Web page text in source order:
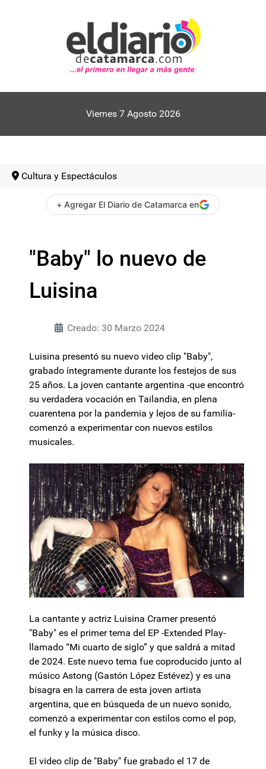
Viernes 7 Agosto 2026
Cultura y Espectáculos
+ Agregar El Diario de Catamarca en
"Baby" lo nuevo de
Luisina
Creado: 30 Marzo 2024
Luisina presentó su nuevo video clip "Baby",
grabado íntegramente durante los festejos de sus
25 años. La joven cantante argentina -que encontró
su verdadera vocación en Tailandia, en plena
cuarentena por la pandemia y lejos de su familia-
comenzó a experimentar con nuevos estilos
musicales.
La cantante y actriz Luisina Cramer presentó
"Baby" es el primer tema del EP -Extended Play-
llamado “Mi cuarto de siglo” y que saldrá a mitad
de 2024. Este nuevo tema fue coproducido junto al
músico Astong (Gastón López Estévez) y es una
bisagra en la carrera de esta joven artista
argentina, que en búsqueda de un nuevo sonido,
comenzó a experimentar con estilos como el pop,
el funky y la música disco.
El video clip de "Baby" fue grabado el 17 de